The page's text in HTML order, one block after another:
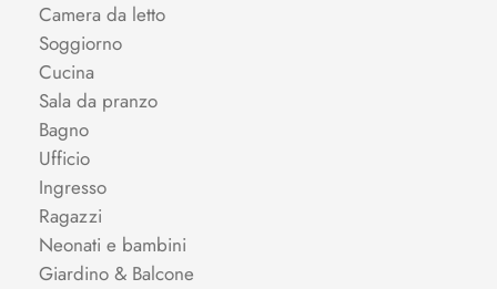
Camera da letto
Soggiorno
Cucina
Sala da pranzo
Bagno
Ufficio
Ingresso
Ragazzi
Neonati e bambini
Giardino & Balcone